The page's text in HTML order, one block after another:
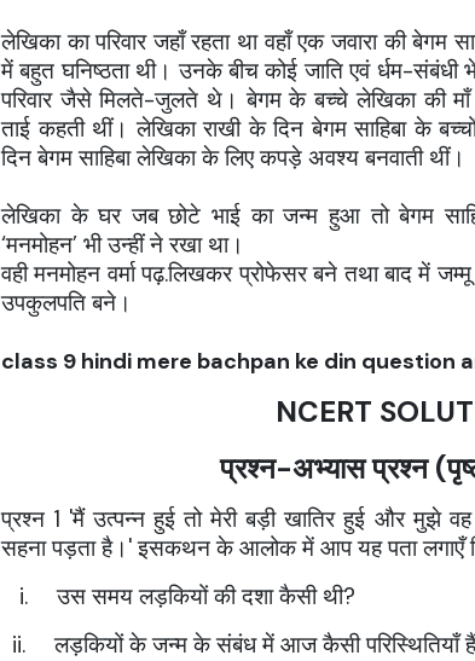
लेखिका का परिवार जहाँ रहता था वहाँ एक जवारा की बेगम
में बहुत घनिष्ठता थी। उनके बीच कोई जाति एवं र्धम-
परिवार जैसे मिलते-जुलते थे। बेगम के बच्चे लेखिका की माँ
ताई कहती थीं। लेखिका राखी के दिन बेगम साहिबा के
दिन बेगम साहिबा लेखिका के लिए कपड़े अवश्य बनवाती थीं।
लेखिका के घर जब छोटे भाई का जन्म हुआ तो बेगम
‘मनमोहन’ भी उन्हीं ने रखा था।
वही मनमोहन वर्मा पढ़.लिखकर प्रोफेसर बने तथा बाद में जम्मू
उपकुलपति बने।
class 9 hindi mere bachpan ke din question
NCERT
प्रश्न-अभ्यास प्रश्न
प्रश्न 1 'मैं उत्पन्न हुई तो मेरी बड़ी खातिर हुई और मुझे
सहना पड़ता है।' इसकथन के आलोक में आप यह पता लगाएँ
i.
उस समय लड़कियों की दशा कैसी थी?
ii.
लड़कियों के जन्म के संबंध में आज कैसी परिस्थितियाँ